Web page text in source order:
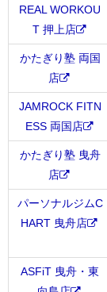
REAL WORKOU
T 押上店
かたぎり塾 両国
店
JAMROCK FITN
ESS 両国店
かたぎり塾 曳舟
店
パーソナルジムC
HART 曳舟店
ASFiT 曳舟・東